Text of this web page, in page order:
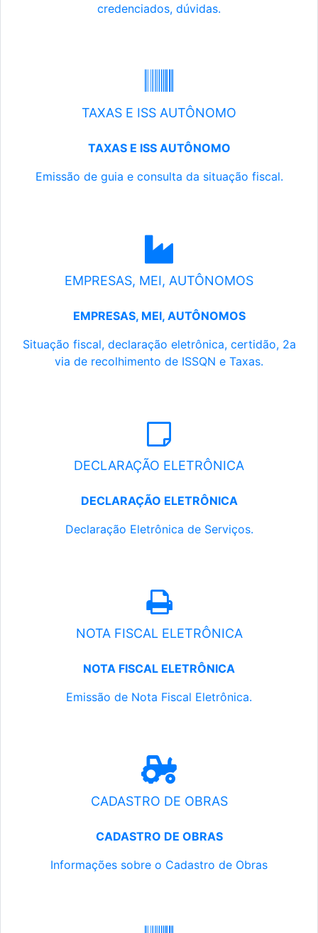
credenciados, dúvidas.
TAXAS E ISS AUTÔNOMO
TAXAS E ISS AUTÔNOMO
Emissão de guia e consulta da situação fiscal.
EMPRESAS, MEI, AUTÔNOMOS
EMPRESAS, MEI, AUTÔNOMOS
Situação fiscal, declaração eletrônica, certidão, 2a
via de recolhimento de ISSQN e Taxas.
DECLARAÇÃO ELETRÔNICA
DECLARAÇÃO ELETRÔNICA
Declaração Eletrônica de Serviços.
NOTA FISCAL ELETRÔNICA
NOTA FISCAL ELETRÔNICA
Emissão de Nota Fiscal Eletrônica.
CADASTRO DE OBRAS
CADASTRO DE OBRAS
Informações sobre o Cadastro de Obras